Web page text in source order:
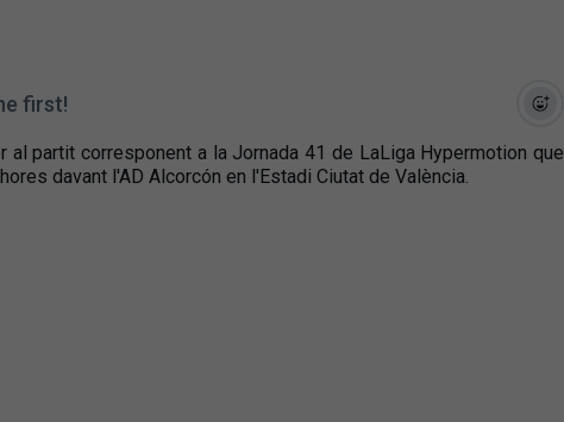
first!
partit corresponent a la Jornada 41 de LaLiga Hypermotion que
davant l'AD Alcorcón en l'Estadi Ciutat de València.